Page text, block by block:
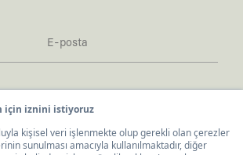
Tekstil Sanayi ve Ticaret Anonim
kampanya ve tanıtımlara ilişkin
belirtilen izni veriyorum.